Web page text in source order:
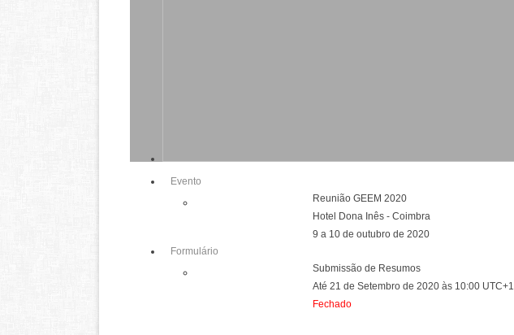
Evento
Reunião GEEM 2020
Hotel Dona Inês - Coimbra
9 a 10 de outubro de 2020
Formulário
Submissão de Resumos
Até 21 de Setembro de 2020 às 10:00 UTC+1
Fechado